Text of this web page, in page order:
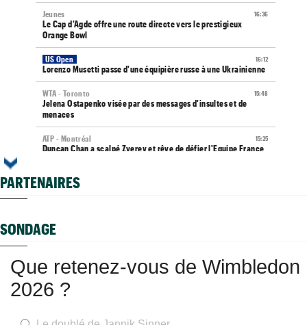
16:36
Jeunes
Le Cap d'Agde offre une route directe vers le prestigieux
Orange Bowl
16:12
US Open
Lorenzo Musetti passe d'une équipière russe à une Ukrainienne
15:48
WTA - Toronto
Jelena Ostapenko visée par des messages d'insultes et de
menaces
15:25
ATP - Montréal
Duncan Chan a scalpé Zverev et rêve de défier l'Equipe France
Paula Badosa a donné des nouvelles après son passage à
Arthur Fils savoure : "J’aime revenir sur les grands tournois"
Aryna Sabalenka taquine ses rivales : "Pourquoi me battre si..."
ATP - Montréal
Fonseca et Jodar imitent Shapovalov et Tsitsipas, huit ans
PARTENAIRES
SONDAGE
Que retenez-vous de Wimbledon
2026 ?